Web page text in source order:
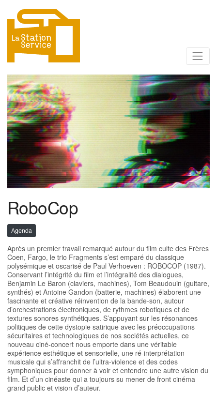
RoboCop
Agenda
Après un premier travail remarqué autour du film culte des Frères
Coen, Fargo, le trio Fragments s’est emparé du classique
polysémique et oscarisé de Paul Verhoeven : ROBOCOP (1987).
Conservant l’intégrité du film et l’intégralité des dialogues,
Benjamin Le Baron (claviers, machines), Tom Beaudouin (guitare,
synthés) et Antoine Gandon (batterie, machines) élaborent une
fascinante et créative réinvention de la bande-son, autour
d’orchestrations électroniques, de rythmes robotiques et de
textures sonores synthétiques. S’appuyant sur les résonances
politiques de cette dystopie satirique avec les préoccupations
sécuritaires et technologiques de nos sociétés actuelles, ce
nouveau ciné-concert nous emporte dans une véritable
expérience esthétique et sensorielle, une ré-interprétation
musicale qui s’affranchit de l’ultra-violence et des codes
symphoniques pour donner à voir et entendre une autre vision du
film. Et d’un cinéaste qui a toujours su mener de front cinéma
grand public et vision d’auteur.